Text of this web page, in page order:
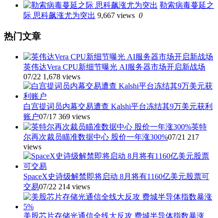
勒索病毒蔓延之
际 思科飙涨尤为突出 9,667 views 0
热门文章
英伟达Vera CPU新细节曝光 AI服务器市场开启新战场
07/22 1,678 views
白宫提词员内幕交易遭查 Kalshi平台冻结其9万美元获利
账户07/17 369 views
英特
尔再次裁员瞄准数据中心 股价一年涨300%07/21 217
views
SpaceX史诗级解禁即将启动 8月将有1160亿美元股票可
交易07/22 214 views
美股芯片存储光通信全线大反攻 费城半导体指数暴涨